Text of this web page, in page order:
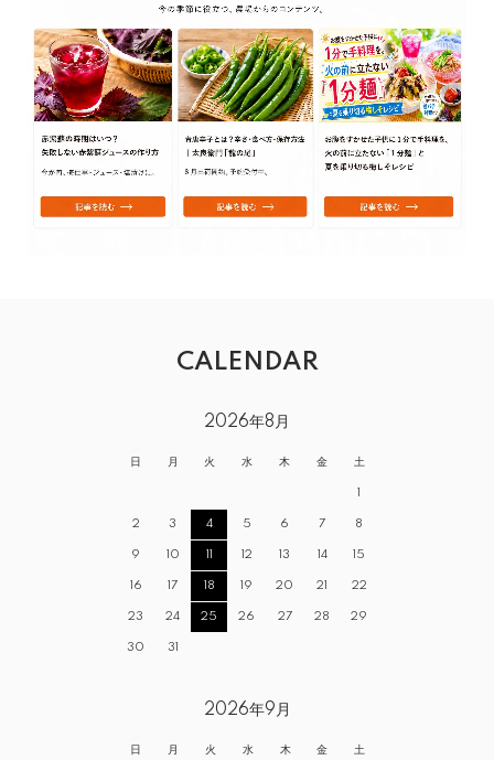
CALENDAR
2026年8月
日 月 火 水 木 金 土
1
2 3 4 5 6 7 8
9 10 11 12 13 14 15
16 17 18 19 20 21 22
23 24 25 26 27 28 29
30 31
2026年9月
日 月 火 水 木 金 土